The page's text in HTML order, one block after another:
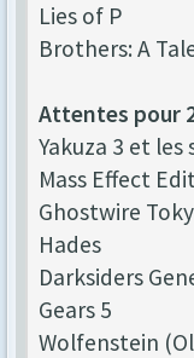
Lies of P
Brothers: A
Attentes pour
Yakuza 3 et les
Mass Effect
Ghostwire Toky
Hades
Darksiders
Gears 5
Wolfenstein